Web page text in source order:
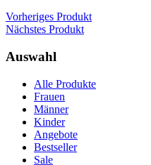
Vorheriges Produkt
Nächstes Produkt
Auswahl
Alle Produkte
Frauen
Männer
Kinder
Angebote
Bestseller
Sale